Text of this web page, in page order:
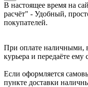
В настоящее время на
расчёт" - Удобный,
покупателей.
При оплате наличными,
курьера и передаёте ему
Если оформляется
пункте доставки